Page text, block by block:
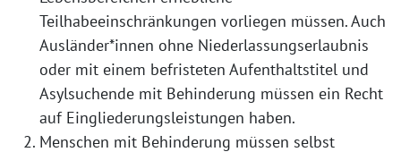
Teilhabeeinschränkungen vorliegen müssen. Auch
Ausländer*innen ohne Niederlassungserlaubnis
oder mit einem befristeten Aufenthaltstitel und
Asylsuchende mit Behinderung müssen ein Recht
auf Eingliederungsleistungen haben.
Menschen mit Behinderung müssen selbst